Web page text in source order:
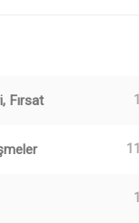
Fırsat